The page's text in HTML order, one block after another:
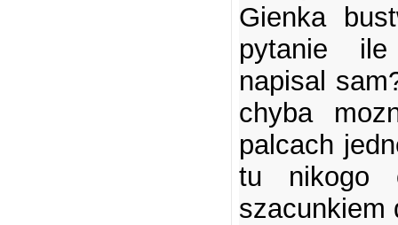
Gienka
pytanie
napisal
chyba
palcach
tu nikogo
szacunkiem